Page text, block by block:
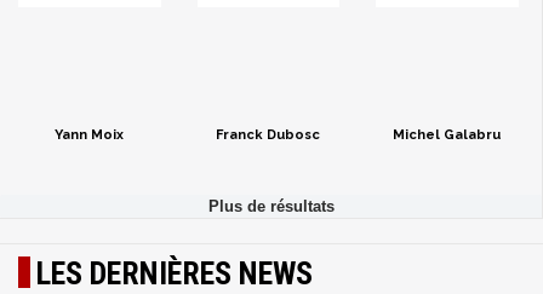
Yann Moix Franck Dubosc Michel Galabru
LES DERNIÈRES NEWS